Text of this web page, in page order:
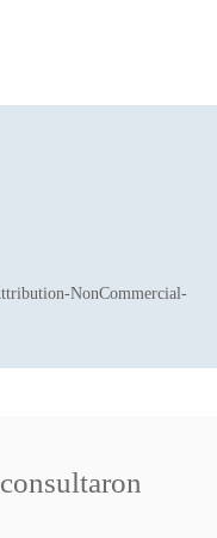
NonCommercial-